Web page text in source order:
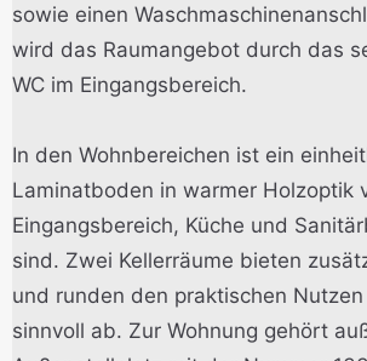
sowie einen
wird das Raumangebot durch das
WC im Eingangsbereich.
In den Wohnbereichen ist ein
Laminatboden in warmer Holzoptik
Eingangsbereich, Küche und
sind. Zwei Kellerräume bieten
und runden den praktischen
sinnvoll ab. Zur Wohnung gehört